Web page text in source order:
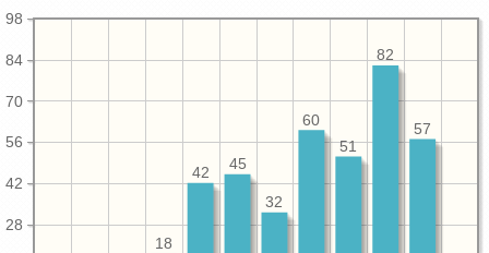
28
42
56
70
84
98
57
82
51
60
32
45
42
18